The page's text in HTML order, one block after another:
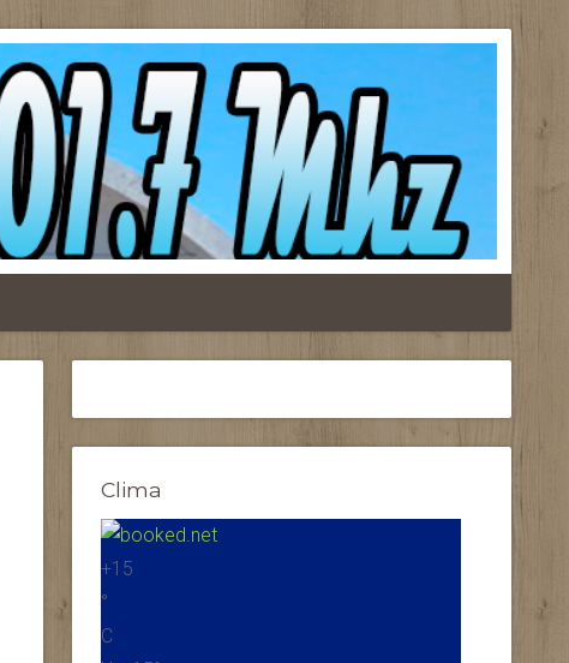
Clima
+15
°
C